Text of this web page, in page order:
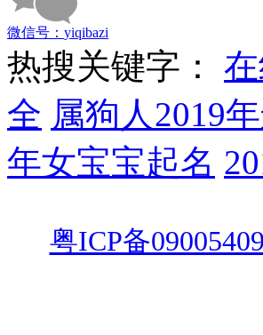
微信号： yiqibazi
热搜关键字：
全 属狗人2019
年女宝宝起名
粤ICP备